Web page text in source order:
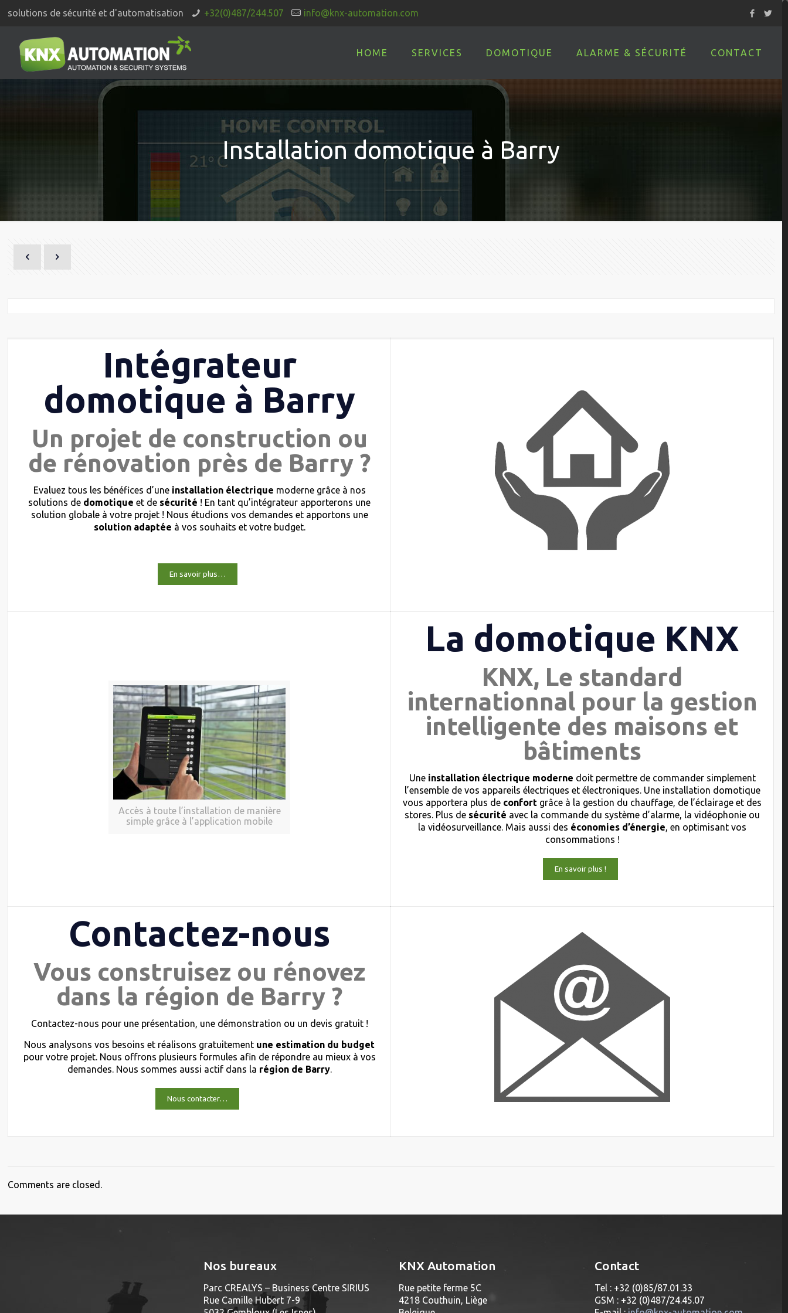
solutions de sécurité et d'automatisation +32(0)487/244.507 info@knx-automation.com
HOME SERVICES DOMOTIQUE ALARME & SÉCURITÉ CONTACT
Installation domotique à Barry
Intégrateur
domotique à Barry
Un projet de construction ou
de rénovation près de Barry ?
Evaluez tous les bénéfices d’uneinstallation électrique moderne grâce à nos
solutions de domotique et de sécurité ! En tant qu’intégrateur apporterons une
solution globale à votre projet ! Nous étudions vos demandes et apportons une
solution adaptée à vos souhaits et votre budget.
En savoir plus…
Accès à toute l’installation de manière
simple grâce à l’application mobile
La domotique KNX
KNX, Le standard
internationnal pour la gestion
intelligente des maisons et
bâtiments
Une installation électrique moderne doit permettre de commander simplement
l’ensemble de vos appareils électriques et électroniques. Une installation domotique
vous apportera plus de confort grâce à la gestion du chauffage, de l’éclairage et des
stores. Plus de sécurité avec la commande du système d’alarme, la vidéophonie ou
la vidéosurveillance. Mais aussi des économies d’énergie, en optimisant vos
consommations !
En savoir plus !
Contactez-nous
Vous construisez ou rénovez
dans la région de Barry ?
Contactez-nous pour une présentation, une démonstration ou un devis gratuit !
Nous analysons vos besoins et réalisons gratuitement une estimation du budget
pour votre projet. Nous offrons plusieurs formules afin de répondre au mieux à vos
demandes. Nous sommes aussi actif dans la région de Barry.
Nous contacter…
Comments are closed.
Nos bureaux
Parc CREALYS – Business Centre SIRIUS
Rue Camille Hubert 7-9
KNX Automation
Rue petite ferme 5C
4218 Couthuin, Liège
Contact
Tel : +32 (0)85/87.01.33
GSM : +32 (0)487/24.45.07